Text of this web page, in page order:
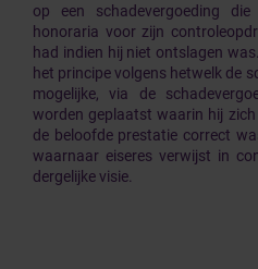
op een schadevergoeding
honoraria voor zijn
had indien hij niet ontslagen
het principe volgens hetwelk de
mogelijke, via de
worden geplaatst waarin hij
de beloofde prestatie correct
waarnaar eiseres verwijst in
dergelijke visie.